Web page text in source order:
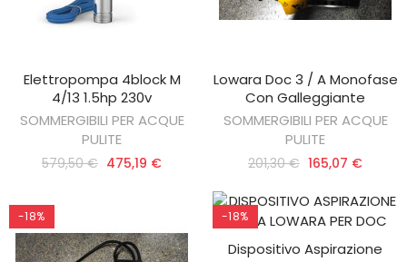
AGGIUNGI AL CARRELLO
Elettropompa 4block M
4/13 1.5hp 230v
SOMMERGIBILI PER ACQUE
PULITE
579,50 € 475,19 €
AGGIUNGI AL CARRELLO
Lowara Doc 3 / A Monofase
Con Galleggiante
SOMMERGIBILI PER ACQUE
PULITE
201,30 € 165,07 €
-18% -18%
AGGIUNGI AL CARRELLO
Dispositivo Aspirazione